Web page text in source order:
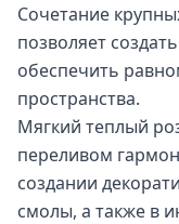
Сочетание
позволяет
обеспечить
пространства.
Мягкий теплый
переливом
создании
смолы, а также в